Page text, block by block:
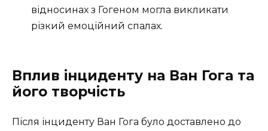
відносинах з Гогеном могла викликати
різкий емоційний спалах.
Вплив інциденту на Ван Гога та
його творчість
Після інциденту Ван Гога було доставлено до